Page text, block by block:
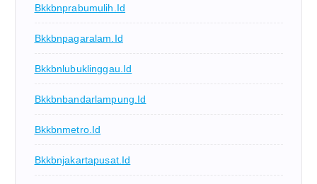
Bkkbnprabumulih.id
Bkkbnpagaralam.id
Bkkbnlubuklinggau.id
Bkkbnbandarlampung.id
Bkkbnmetro.id
Bkkbnjakartapusat.id